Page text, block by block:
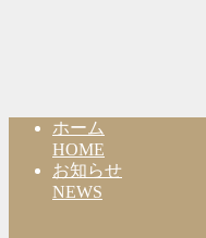
ホーム
HOME
お知らせ
NEWS